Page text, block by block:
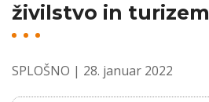
živilstvo in turizem
SPLOŠNO | 28. januar 2022